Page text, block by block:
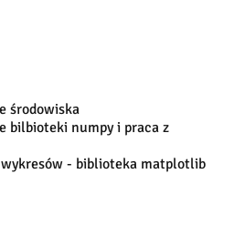
środowiska
bilbioteki numpy i praca z
- biblioteka matplotlib